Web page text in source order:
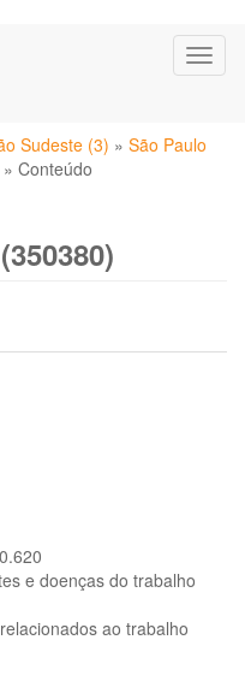
Sudeste (3) » São Paulo
» Conteúdo
e doenças do trabalho
ao trabalho